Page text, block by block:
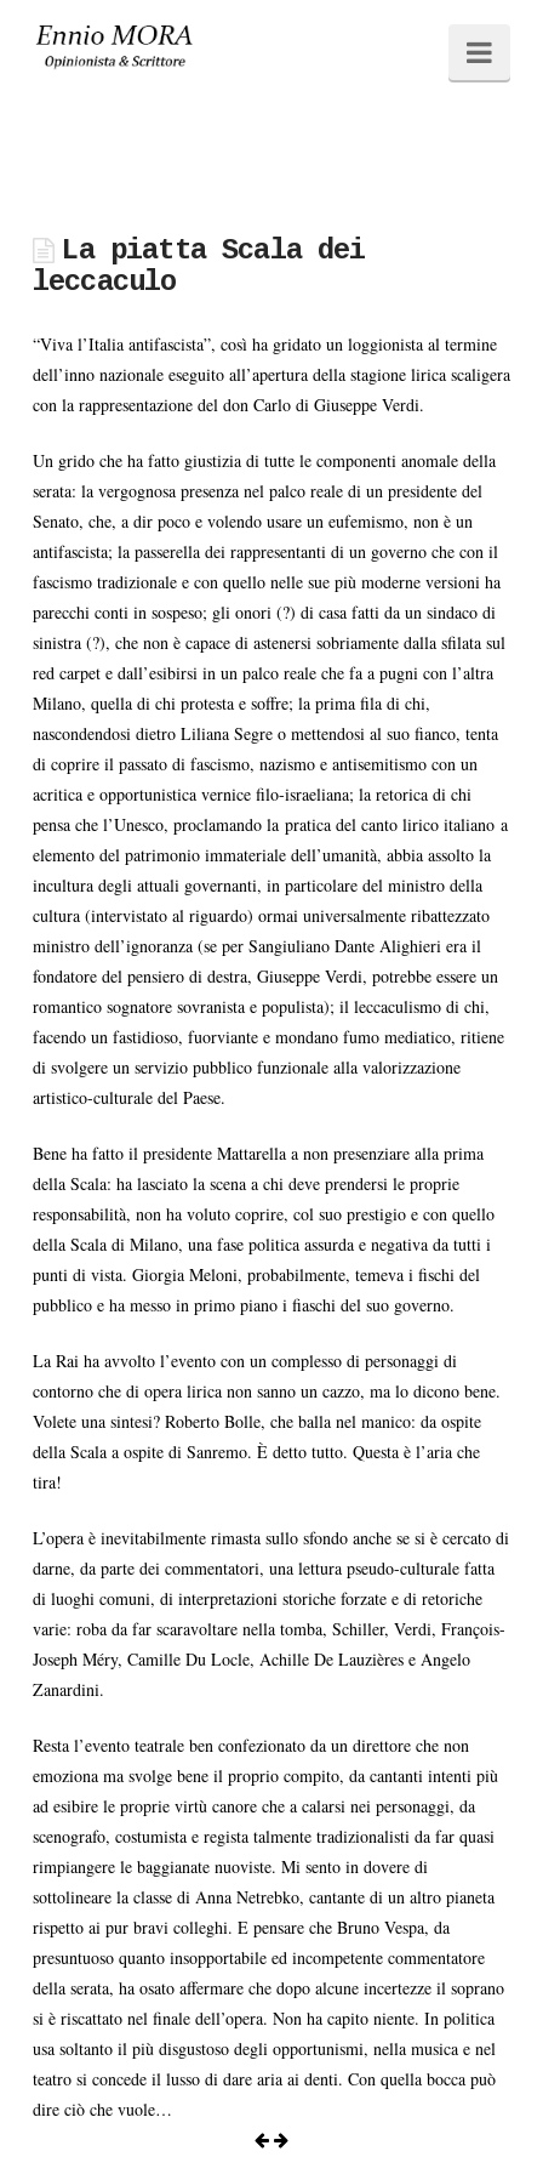
Ennio
La piatta Scala dei
leccaculo
“Viva l’Italia antifascista”, così ha gridato un loggionista al termine
dell’inno nazionale eseguito all’apertura della stagione lirica scaligera
con la rappresentazione del don Carlo di Giuseppe Verdi.
Un grido che ha fatto giustizia di tutte le componenti anomale della
serata: la vergognosa presenza nel palco reale di un presidente del
Senato, che, a dir poco e volendo usare un eufemismo, non è un
antifascista; la passerella dei rappresentanti di un governo che con il
fascismo tradizionale e con quello nelle sue più moderne versioni ha
parecchi conti in sospeso; gli onori (?) di casa fatti da un sindaco di
sinistra (?), che non è capace di astenersi sobriamente dalla sfilata sul
red carpet e dall’esibirsi in un palco reale che fa a pugni con l’altra
Milano, quella di chi protesta e soffre; la prima fila di chi,
nascondendosi dietro Liliana Segre o mettendosi al suo fianco, tenta
di coprire il passato di fascismo, nazismo e antisemitismo con un
acritica e opportunistica vernice filo-israeliana; la retorica di chi
pensa che l’Unesco, proclamando la pratica del canto lirico italiano a
elemento del patrimonio immateriale dell’umanità, abbia assolto la
incultura degli attuali governanti, in particolare del ministro della
cultura (intervistato al riguardo) ormai universalmente ribattezzato
ministro dell’ignoranza (se per Sangiuliano Dante Alighieri era il
fondatore del pensiero di destra, Giuseppe Verdi, potrebbe essere un
romantico sognatore sovranista e populista); il leccaculismo di chi,
facendo un fastidioso, fuorviante e mondano fumo mediatico, ritiene
di svolgere un servizio pubblico funzionale alla valorizzazione
artistico-culturale del Paese.
Bene ha fatto il presidente Mattarella a non presenziare alla prima
della Scala: ha lasciato la scena a chi deve prendersi le proprie
responsabilità, non ha voluto coprire, col suo prestigio e con quello
della Scala di Milano, una fase politica assurda e negativa da tutti i
punti di vista. Giorgia Meloni, probabilmente, temeva i fischi del
pubblico e ha messo in primo piano i fiaschi del suo governo.
La Rai ha avvolto l’evento con un complesso di personaggi di
contorno che di opera lirica non sanno un cazzo, ma lo dicono bene.
Volete una sintesi? Roberto Bolle, che balla nel manico: da ospite
della Scala a ospite di Sanremo. È detto tutto. Questa è l’aria che
tira!
L’opera è inevitabilmente rimasta sullo sfondo anche se si è cercato di
darne, da parte dei commentatori, una lettura pseudo-culturale fatta
di luoghi comuni, di interpretazioni storiche forzate e di retoriche
varie: roba da far scaravoltare nella tomba, Schiller, Verdi, François-
Joseph Méry, Camille Du Locle, Achille De Lauzières e Angelo
Zanardini.
Resta l’evento teatrale ben confezionato da un direttore che non
emoziona ma svolge bene il proprio compito, da cantanti intenti più
ad esibire le proprie virtù canore che a calarsi nei personaggi, da
scenografo, costumista e regista talmente tradizionalisti da far quasi
rimpiangere le baggianate nuoviste. Mi sento in dovere di
sottolineare la classe di Anna Netrebko, cantante di un altro pianeta
rispetto ai pur bravi colleghi. E pensare che Bruno Vespa, da
presuntuoso quanto insopportabile ed incompetente commentatore
della serata, ha osato affermare che dopo alcune incertezze il soprano
si è riscattato nel finale dell’opera. Non ha capito niente. In politica
usa soltanto il più disgustoso degli opportunismi, nella musica e nel
teatro si concede il lusso di dare aria ai denti. Con quella bocca può
dire ciò che vuole…